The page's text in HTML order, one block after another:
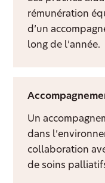
rémunération
d’un
long de l’année.
Un
dans
collaboration
de soins